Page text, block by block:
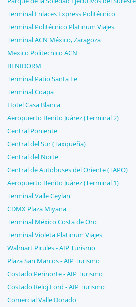
Terminal Enlaces Express Politécnico
Terminal Politécnico Platinum Viajes
Terminal ACN México, Zaragoza
Mexico Politecnico ACN
BENIDORM
Terminal Patio Santa Fe
Terminal Coapa
Hotel Casa Blanca
Aeropuerto Benito Juárez (Terminal 2)
Central Poniente
Central del Sur (Taxqueña)
Central del Norte
Central de Autobuses del Oriente (TAPO)
Aeropuerto Benito Juárez (Terminal 1)
Terminal Valle Ceylan
CDMX Plaza Miyana
Terminal México Costa de Oro
Terminal Violeta Platinum Viajes
Walmart Pirules - AIP Turismo
Plaza San Marcos - AIP Turismo
Costado Perinorte - AIP Turismo
Costado Reloj Ford - AIP Turismo
Comercial Valle Dorado